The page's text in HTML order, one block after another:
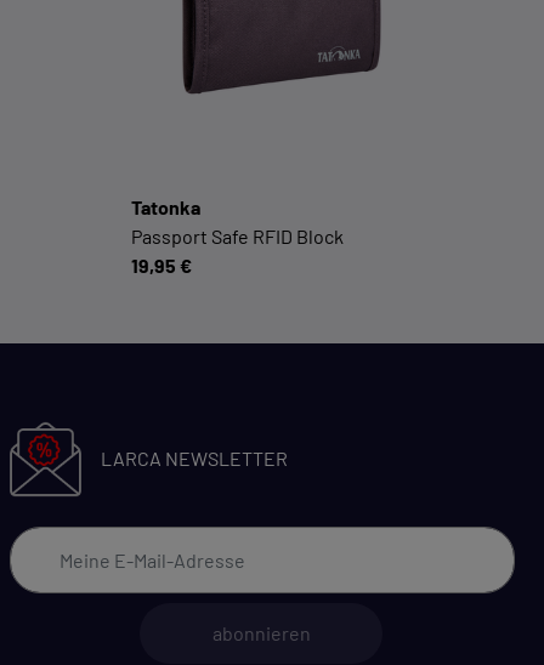
Social-Media-Plattformen etc.
Cookie-Informationen anzeigen
Tatonka
Passport Safe RFID Block
19,95 €
LARCA NEWSLETTER
abonnieren